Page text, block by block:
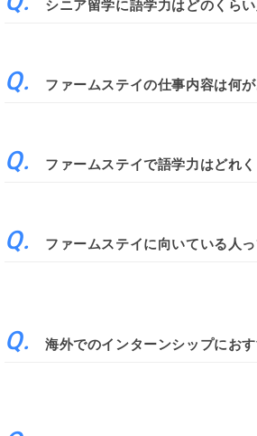
シニア留学に語学力はどのくらい
ファームステイの仕事内容は何
ファームステイで語学力はどれ
ファームステイに向いている人
海外でのインターンシップにお